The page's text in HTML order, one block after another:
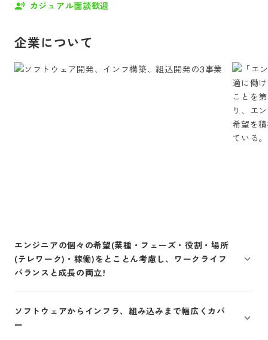
カジュアル面談歓迎
企業について
エンジニアの個々の希望(業種・フェーズ・役割・場所
(テレワーク)・稼働)をとことん考慮し、ワークライフ
バランスと成長の両立!
ソフトウェアからインフラ、組み込みまで幅広くカバ
ー